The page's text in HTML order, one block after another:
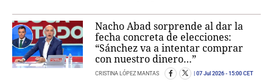
Nacho Abad sorprende al dar la
fecha concreta de elecciones:
“Sánchez va a intentar comprar
con nuestro dinero…”
CRISTINA LÓPEZ MANTAS 07 Jul 2026 - 15:00 CET